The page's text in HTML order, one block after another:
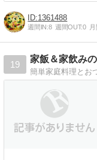
1361488
週間IN:8 週間OUT:0
19
家飯＆家飲み